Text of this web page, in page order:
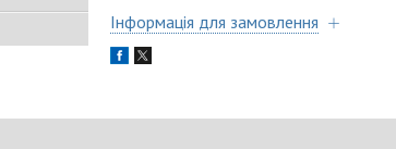
Інформація для замовлення